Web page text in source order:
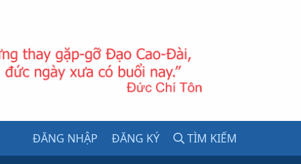
ĐĂNG NHẬP ĐĂNG KÝ TÌM KIẾM